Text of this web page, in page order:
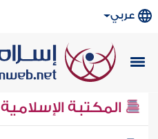
عربي
المكتبة الإسلامية